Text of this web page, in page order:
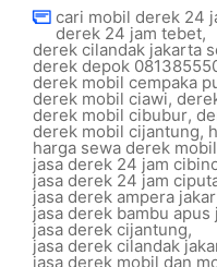
cari mobil derek 24
derek 24 jam tebet,
derek cilandak jakarta
derek depok
derek mobil cempaka
derek mobil ciawi,
derek mobil cibubur,
derek mobil cijantung,
harga sewa derek mobil
jasa derek 24 jam
jasa derek 24 jam
jasa derek ampera
jasa derek bambu apus
jasa derek cijantung,
jasa derek cilandak
jasa derek mobil dan